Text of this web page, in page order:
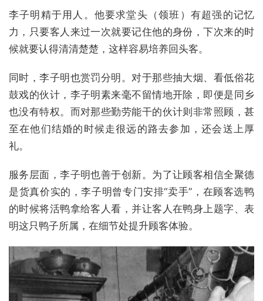
李子明精于用人。他要求堂头（领班）有超强的记忆
力，只要客人来过一次就要记住他的身份，下次来的时
候就要认得清清楚楚，这样容易培养回头客。
同时，李子明也赏罚分明。对于那些抽大烟、看低俗花
鼓戏的伙计，李子明素来毫不留情地开除，即便是同乡
也没有特权。而对那些勤劳能干的伙计则非常照顾，甚
至在他们结婚的时候走很远的路去参加，还会送上厚
礼。
服务层面，李子明也善于创新。为了让顾客相信全聚德
是货真价实的，李子明曾专门安排“卖手”，在顾客选鸭
的时候将活鸭拿给客人看，并让客人在鸭身上题字、表
明这只鸭子所属，在细节处提升顾客体验。